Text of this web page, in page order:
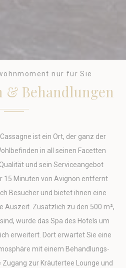
24
Stunden
Doubleclick is
Doubleclick's main
exchange
1 Jahr
Used for
experiments with
advertisement
websites
90 Tage
zur Übermittlung von
mit Werbung an Google.
& Behandlungen
nur für Sie
ist ein Ort, der ganz der
in all seinen Facetten
und sein Serviceangebot
15 Minuten von Avignon entfernt
Besucher und bietet ihnen eine
Auszeit. Zusätzlich zu den 500 m²,
wurde das Spa des Hotels um
erweitert. Dort erwartet Sie eine
mit einem Behandlungs-
zur Kräutertee Lounge und